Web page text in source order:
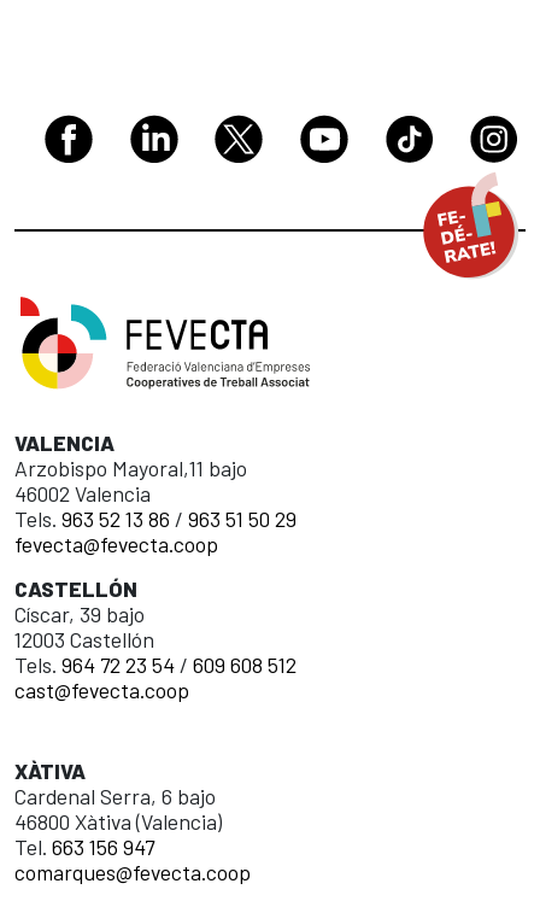
VALENCIA
Arzobispo Mayoral,11 bajo
46002 Valencia
Tels. 963 52 13 86 / 963 51 50 29
fevecta@fevecta.coop
CASTELLÓN
Císcar, 39 bajo
12003 Castellón
Tels. 964 72 23 54 / 609 608 512
cast@fevecta.coop
XÀTIVA
Cardenal Serra, 6 bajo
46800 Xàtiva (Valencia)
Tel. 663 156 947
comarques@fevecta.coop